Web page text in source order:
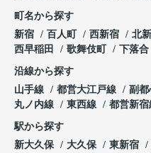
町名から探す
新宿
百人町 西新宿 北
西早稲田
歌舞伎町 下落合
沿線から探す
山手線
都営大江戸線 副
丸ノ内線
東西線 都営新宿
駅から探す
新大久保
大久保 東新宿